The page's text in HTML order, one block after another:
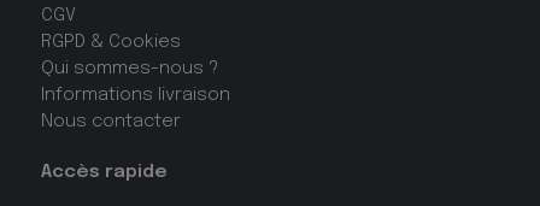
CGV
RGPD & Cookies
Qui sommes-nous ?
Informations livraison
Nous contacter
Accès rapide